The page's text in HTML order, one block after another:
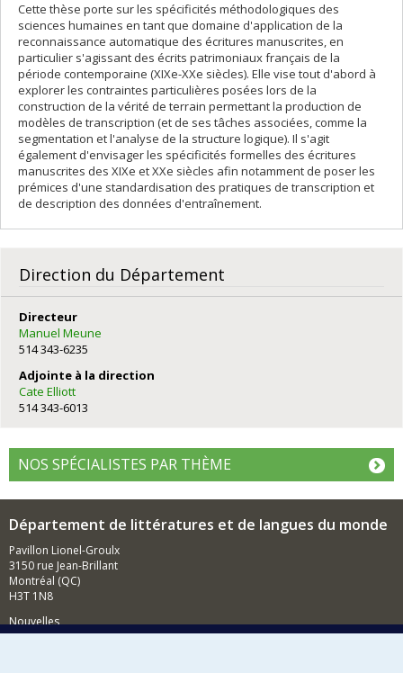
Cette thèse porte sur les spécificités méthodologiques des
sciences humaines en tant que domaine d'application de la
reconnaissance automatique des écritures manuscrites, en
particulier s'agissant des écrits patrimoniaux français de la
période contemporaine (XIXe-XXe siècles). Elle vise tout d'abord à
explorer les contraintes particulières posées lors de la
construction de la vérité de terrain permettant la production de
modèles de transcription (et de ses tâches associées, comme la
segmentation et l'analyse de la structure logique). Il s'agit
également d'envisager les spécificités formelles des écritures
manuscrites des XIXe et XXe siècles afin notamment de poser les
prémices d'une standardisation des pratiques de transcription et
de description des données d'entraînement.
Direction du Département
Directeur
Manuel Meune
514 343-6235
Adjointe à la direction
Cate Elliott
514 343-6013
NOS SPÉCIALISTES PAR THÈME
Département de littératures et de langues du monde
Pavillon Lionel-Groulx
3150 rue Jean-Brillant
Montréal (QC)
H3T 1N8
Nouvelles